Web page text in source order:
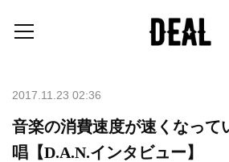
2017.11.23 02:36
音楽の消費速度が速くなって
唱【D.A.N.インタビュー】